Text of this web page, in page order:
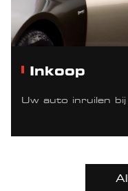
Inkoop
Uw auto inruilen